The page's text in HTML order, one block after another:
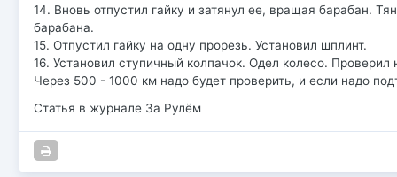
14. Вновь отпустил гайку и затянул ее, вращая барабан.
барабана.
15. Отпустил гайку на одну прорезь. Установил шплинт.
16. Установил ступичный колпачок. Одел колесо. Проверил
Через 500 - 1000 км надо будет проверить, и если надо
Статья в журнале За Рулём